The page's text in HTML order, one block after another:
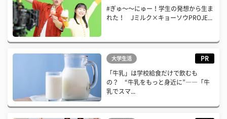
#ぎゅ〜〜にゅー！学生の発想から生ま
れた！ Jミルク×キョーソウPROJE...
大学生活 PR
「牛乳」は学校給食だけで飲むも
の？ “牛乳をもっと身近に”――「牛
乳でスマ...